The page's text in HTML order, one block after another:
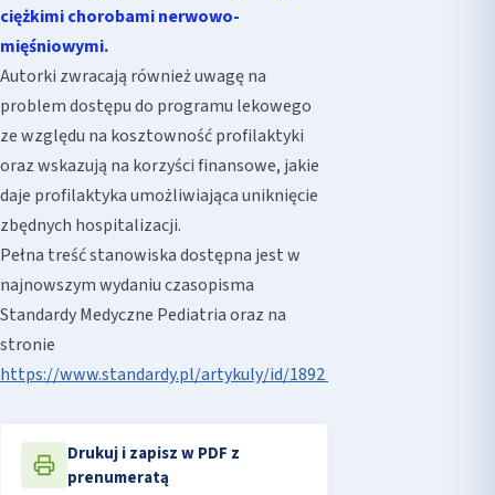
ciężkimi chorobami nerwowo-
mięśniowymi.
Autorki zwracają również uwagę na
problem dostępu do programu lekowego
ze względu na kosztowność profilaktyki
oraz wskazują na korzyści finansowe, jakie
daje profilaktyka umożliwiająca uniknięcie
zbędnych hospitalizacji.
Pełna treść stanowiska dostępna jest w
najnowszym wydaniu czasopisma
Standardy Medyczne Pediatria oraz na
stronie
https://www.standardy.pl/artykuly/id/1892
Drukuj i zapisz w PDF z
prenumeratą